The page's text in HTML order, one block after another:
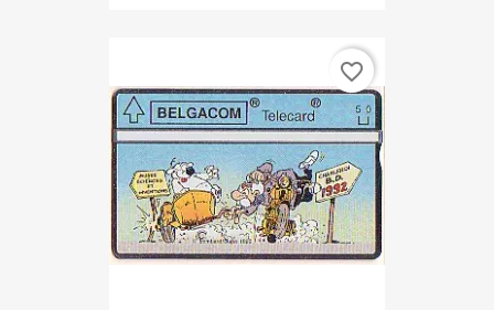
favorite_border